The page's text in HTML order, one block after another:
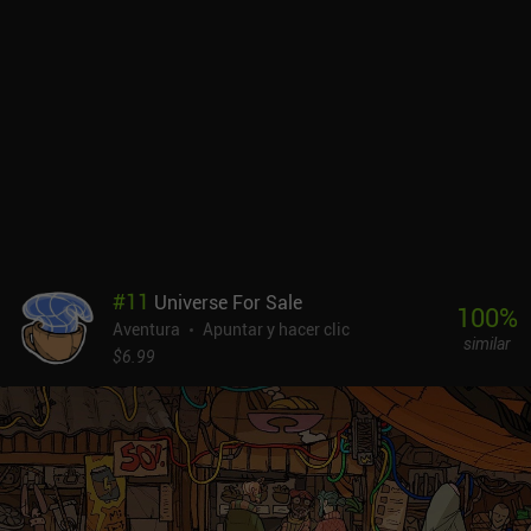
#11 Universe For Sale
Aventura
Apuntar y hacer clic
$6.99
100%
similar